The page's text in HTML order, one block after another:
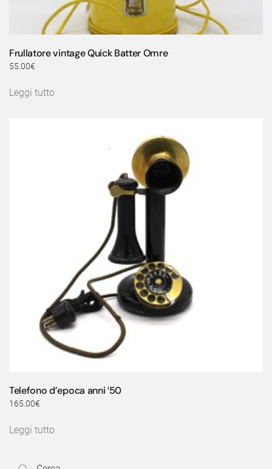
Frullatore vintage Quick Batter Omre
55.00€
Leggi tutto
Telefono d’epoca anni ’50
165.00€
Leggi tutto